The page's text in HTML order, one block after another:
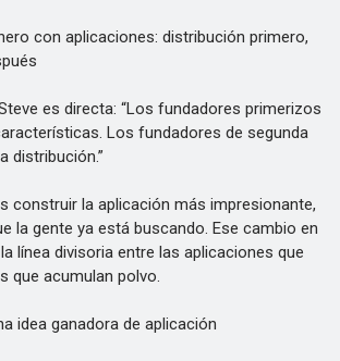
con aplicaciones: distribución primero,
es directa: “Los fundadores primerizos
Los fundadores de segunda
distribución.”
la aplicación más impresionante,
la gente ya está buscando. Ese cambio en
línea divisoria entre las aplicaciones que
que acumulan polvo.
idea ganadora de aplicación